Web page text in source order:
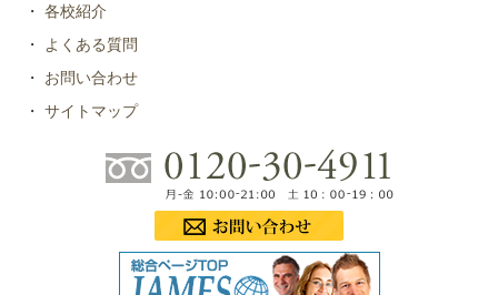
・各校紹介
・ よくある質問
・ お問い合わせ
・サイトマップ